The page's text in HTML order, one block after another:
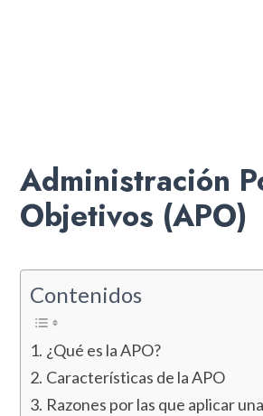
Administración
Objetivos (APO)
Contenidos
¿Qué es la APO?
Características de la APO
Razones por las que aplicar